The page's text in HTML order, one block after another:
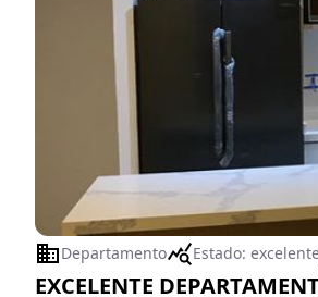
Departamento Estado:
EXCELENTE